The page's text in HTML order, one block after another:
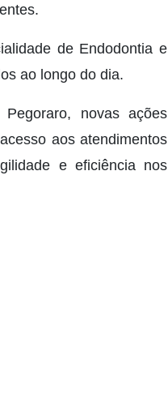
de Endodontia e
ao longo do dia.
novas ações
aos atendimentos
e eficiência nos